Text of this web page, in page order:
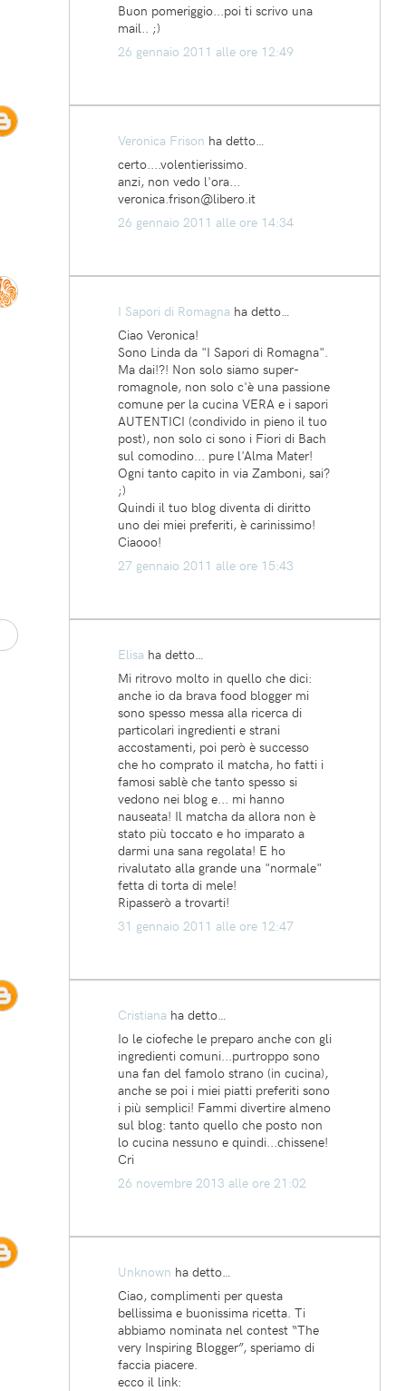
Buon pomeriggio...poi ti scrivo una
mail.. ;)
26 gennaio 2011 alle ore 12:49
Veronica Frison ha detto…
certo....volentierissimo.
anzi, non vedo l'ora...
veronica.frison@libero.it
26 gennaio 2011 alle ore 14:34
I Sapori di Romagna ha detto…
Ciao Veronica!
Sono Linda da "I Sapori di Romagna".
Ma dai!?! Non solo siamo super-
romagnole, non solo c'è una passione
comune per la cucina VERA e i sapori
AUTENTICI (condivido in pieno il tuo
post), non solo ci sono i Fiori di Bach
sul comodino... pure l'Alma Mater!
Ogni tanto capito in via Zamboni, sai?
;)
Quindi il tuo blog diventa di diritto
uno dei miei preferiti, è carinissimo!
Ciaooo!
27 gennaio 2011 alle ore 15:43
Elisa ha detto…
Mi ritrovo molto in quello che dici:
anche io da brava food blogger mi
sono spesso messa alla ricerca di
particolari ingredienti e strani
accostamenti, poi però è successo
che ho comprato il matcha, ho fatti i
famosi sablè che tanto spesso si
vedono nei blog e... mi hanno
nauseata! Il matcha da allora non è
stato più toccato e ho imparato a
darmi una sana regolata! E ho
rivalutato alla grande una "normale"
fetta di torta di mele!
Ripasserò a trovarti!
31 gennaio 2011 alle ore 12:47
Cristiana ha detto…
Io le ciofeche le preparo anche con gli
ingredienti comuni...purtroppo sono
una fan del famolo strano (in cucina),
anche se poi i miei piatti preferiti sono
i più semplici! Fammi divertire almeno
sul blog: tanto quello che posto non
lo cucina nessuno e quindi...chissene!
Cri
26 novembre 2013 alle ore 21:02
Unknown ha detto…
Ciao, complimenti per questa
bellissima e buonissima ricetta. Ti
abbiamo nominata nel contest “The
very Inspiring Blogger”, speriamo di
faccia piacere.
ecco il link: